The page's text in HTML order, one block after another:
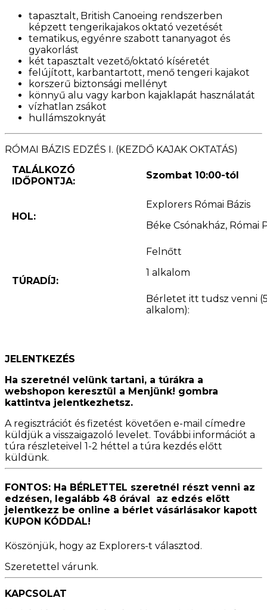
tapasztalt, British Canoeing rendszerben
képzett tengerikajakos oktató vezetését
tematikus, egyénre szabott tananyagot és
gyakorlást
két tapasztalt vezető/oktató kíséretét
felújított, karbantartott, menő tengeri kajakot
korszerű biztonsági mellényt
könnyű alu vagy karbon kajaklapát használatát
vízhatlan zsákot
hullámszoknyát
RÓMAI BÁZIS EDZÉS I. (KEZDŐ KAJAK OKTATÁS)
TALÁLKOZÓ
IDŐPONTJA:
Szombat 10:00-tól
HOL:
Explorers Római Bázis
Béke Csónakház, Római
TÚRADÍJ:
Felnőtt
1 alkalom
Bérletet itt tudsz venni
alkalom):
JELENTKEZÉS
Ha szeretnél velünk tartani, a túrákra a
webshopon keresztül a Menjünk! gombra
kattintva jelentkezhetsz.
A regisztrációt és fizetést követően e-mail címedre
küldjük a visszaigazoló levelet. További információt a
túra részleteivel 1-2 héttel a túra kezdés előtt
küldünk.
FONTOS: Ha BÉRLETTEL szeretnél részt venni az
edzésen, legalább 48 órával az edzés előtt
jelentkezz be online a bérlet vásárlásakor kapott
KUPON KÓDDAL!
Köszönjük, hogy az Explorers-t választod.
Szeretettel várunk.
KAPCSOLAT